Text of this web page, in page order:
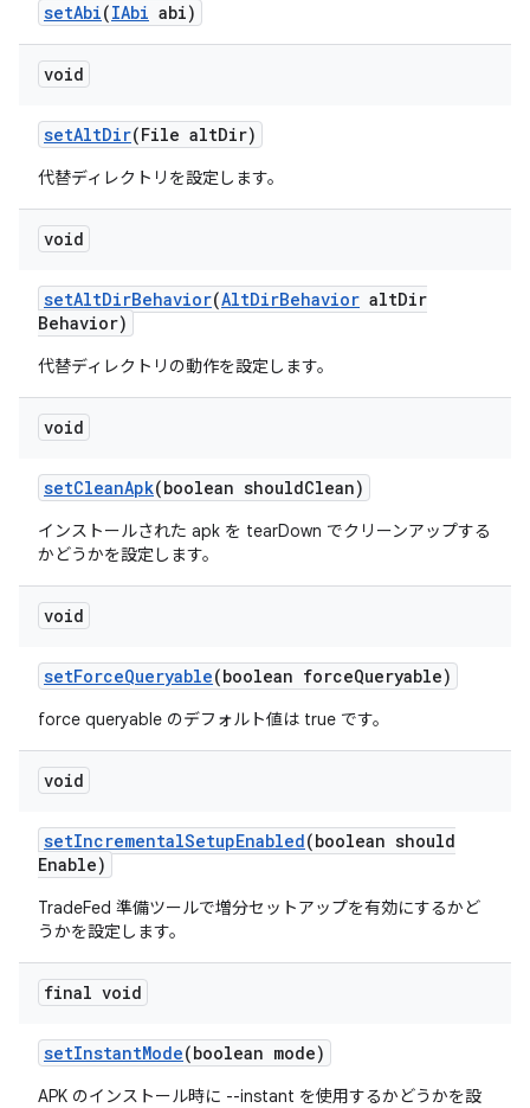
setAbi(IAbi abi)
void
setAltDir(File altDir)
代替ディレクトリを設定します。
void
setAltDirBehavior(AltDirBehavior altDir
Behavior)
代替ディレクトリの動作を設定します。
void
setCleanApk(boolean shouldClean)
インストールされた apk を tearDown でクリーンアップする
かどうかを設定します。
void
setForceQueryable(boolean forceQueryable)
force queryable のデフォルト値は true です。
void
setIncrementalSetupEnabled(boolean should
Enable)
TradeFed 準備ツールで増分セットアップを有効にするかど
うかを設定します。
final void
setInstantMode(boolean mode)
APK のインストール時に --instant を使用するかどうかを設